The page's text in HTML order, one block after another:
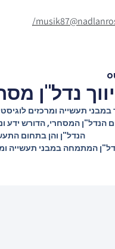
נדל"ן
במבני תעשייה ומרכזים
הנדל"ן המסחרי, הדורש ידע
הנדל"ן והן בתחום
המתמחה במבני תעשייה